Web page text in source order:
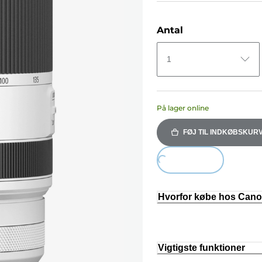
Antal
1
På lager online
FØJ TIL
Loading...
Hvorfor købe hos
Vigtigste funktioner